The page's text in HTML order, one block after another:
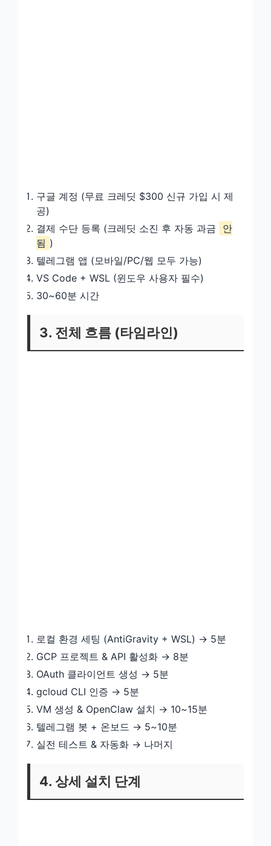
구글 계정 (무료 크레딧 $300 신규 가입 시 제
공)
결제 수단 등록 (크레딧 소진 후 자동 과금
안
됨 )
텔레그램 앱 (모바일/PC/웹 모두 가능)
VS Code + WSL (윈도우 사용자 필수)
30~60분 시간
3. 전체 흐름 (타임라인)
로컬 환경 세팅 (AntiGravity + WSL) → 5분
GCP 프로젝트 & API 활성화 → 8분
OAuth 클라이언트 생성 → 5분
gcloud CLI 인증 → 5분
VM 생성 & OpenClaw 설치 → 10~15분
텔레그램 봇 + 온보드 → 5~10분
실전 테스트 & 자동화 → 나머지
4. 상세 설치 단계